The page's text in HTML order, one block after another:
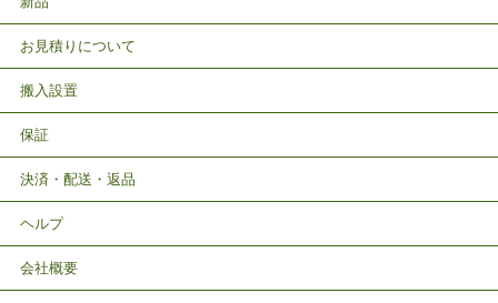
お見積りについて
搬入設置
保証
決済・配送・返品
ヘルプ
会社概要